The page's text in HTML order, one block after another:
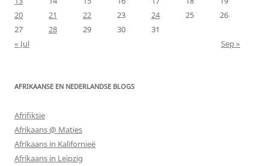
20
21 22 23 24 25
26
27
28 29 30
31
« Jul
Sep »
AFRIKAANSE EN NEDERLANDSE BLOGS
Afrifiksie
Afrikaans @ Maties
Afrikaans in Kalifornieë
Afrikaans in Leipzig